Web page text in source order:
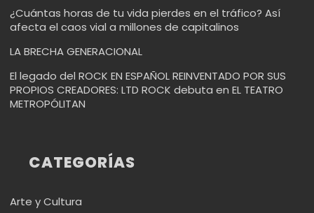
¿Cuántas horas de tu vida pierdes en el tráfico? Así
afecta el caos vial a millones de capitalinos
LA BRECHA GENERACIONAL
El legado del ROCK EN ESPAÑOL REINVENTADO POR SUS
PROPIOS CREADORES: LTD ROCK debuta en EL TEATRO
METROPÓLITAN
CATEGORÍAS
Arte y Cultura